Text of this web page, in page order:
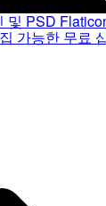
및 PSD
가능한 무료